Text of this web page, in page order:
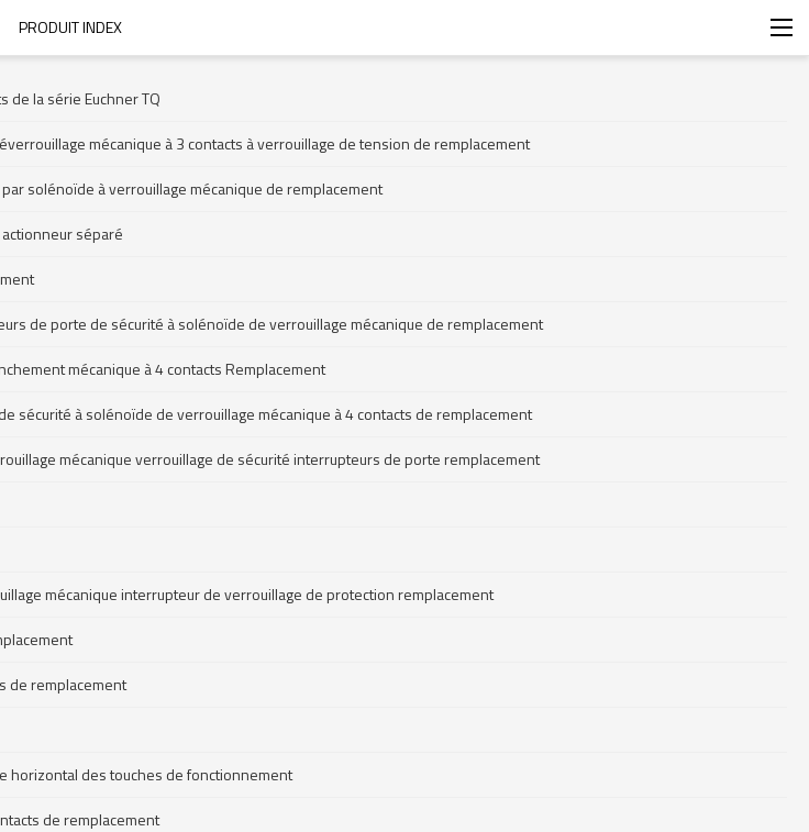
PRODUIT INDEX
de la série Euchner TQ
mécanique à 3 contacts à verrouillage de tension de remplacement
solénoïde à verrouillage mécanique de remplacement
séparé
de porte de sécurité à solénoïde de verrouillage mécanique de remplacement
mécanique à 4 contacts Remplacement
sécurité à solénoïde de verrouillage mécanique à 4 contacts de remplacement
mécanique verrouillage de sécurité interrupteurs de porte remplacement
mécanique interrupteur de verrouillage de protection remplacement
de remplacement
horizontal des touches de fonctionnement
de remplacement